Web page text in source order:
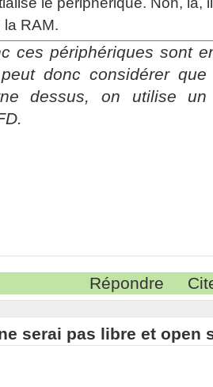
la RAM.
ces périphériques sont
donc considérer
dessus, on utilise
Répondre
serai pas libre et open